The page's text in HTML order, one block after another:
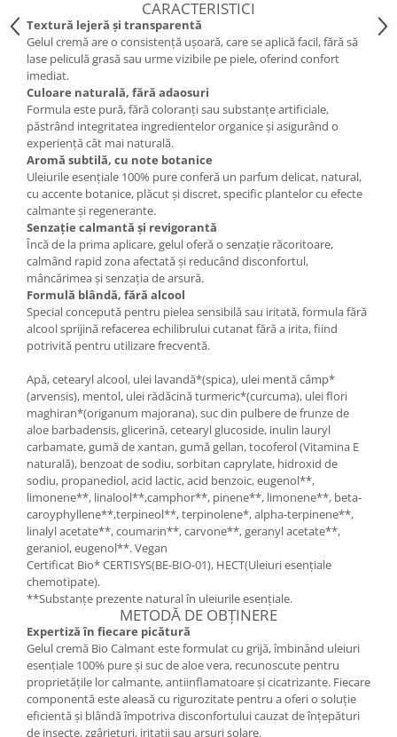
CARACTERISTICI
Textură lejeră și transparentă
Gelul cremă are o consistență ușoară, care se aplică facil, fără să
lase peliculă grasă sau urme vizibile pe piele, oferind confort
imediat.
Culoare naturală, fără adaosuri
Formula este pură, fără coloranți sau substanțe artificiale,
păstrând integritatea ingredientelor organice și asigurând o
experiență cât mai naturală.
Aromă subtilă, cu note botanice
Uleiurile esențiale 100% pure conferă un parfum delicat, natural,
cu accente botanice, plăcut și discret, specific plantelor cu efecte
calmante și regenerante.
Senzație calmantă și revigorantă
Încă de la prima aplicare, gelul oferă o senzație răcoritoare,
calmând rapid zona afectată și reducând disconfortul,
mâncărimea și senzația de arsură.
Formulă blândă, fără alcool
Special concepută pentru pielea sensibilă sau iritată, formula fără
alcool sprijină refacerea echilibrului cutanat fără a irita, fiind
potrivită pentru utilizare frecventă.
Apă, cetearyl alcool, ulei lavandă*(spica), ulei mentă câmp*
(arvensis), mentol, ulei rădăcină turmeric*(curcuma), ulei flori
maghiran*(origanum majorana), suc din pulbere de frunze de
aloe barbadensis, glicerină, cetearyl glucoside, inulin lauryl
carbamate, gumă de xantan, gumă gellan, tocoferol (Vitamina E
naturală), benzoat de sodiu, sorbitan caprylate, hidroxid de
sodiu, propanediol, acid lactic, acid benzoic, eugenol**,
limonene**, linalool**,camphor**, pinene**, limonene**, beta-
caroyphyllene**,terpineol**, terpinolene*, alpha-terpinene**,
linalyl acetate**, coumarin**, carvone**, geranyl acetate**,
geraniol, eugenol**. Vegan
Certificat Bio* CERTISYS(BE-BIO-01), HECT(Uleiuri esențiale
chemotipate).
**Substanțe prezente natural în uleiurile esențiale.
METODĂ DE OBȚINERE
Expertiză în fiecare picătură
Gelul cremă Bio Calmant este formulat cu grijă, îmbinând uleiuri
esențiale 100% pure și suc de aloe vera, recunoscute pentru
proprietățile lor calmante, antiinflamatoare și cicatrizante. Fiecare
componentă este aleasă cu rigurozitate pentru a oferi o soluție
eficientă și blândă împotriva disconfortului cauzat de înțepături
de insecte, zgârieturi, iritații sau arsuri solare.